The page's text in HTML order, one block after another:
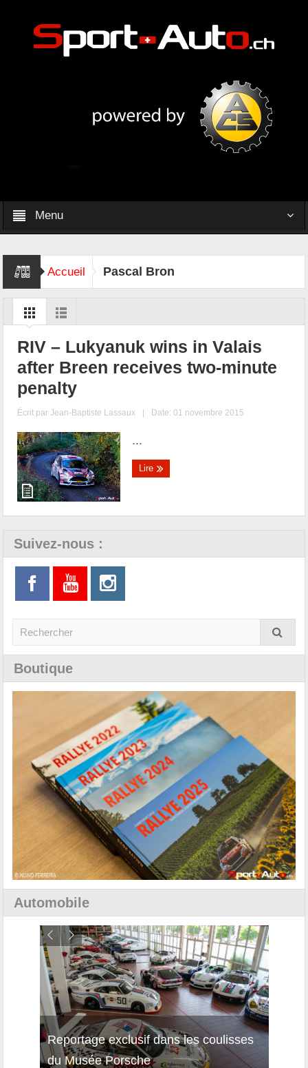
Menu
Accueil Pascal Bron
RIV – Lukyanuk wins in Valais
after Breen receives two-minute
penalty
Écrit parJean-Baptiste Lassaux | Date: 01 novembre 2015
...
Lire
Suivez-nous :
Boutique
Automobile
Reportage exclusif dans les coulisses
du Musée Porsche